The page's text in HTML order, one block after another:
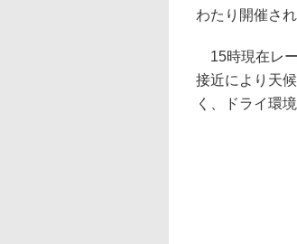
わたり開催され
15時現在レ
接近により天
く、ドライ環